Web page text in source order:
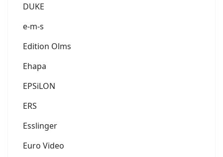
DUKE
e-m-s
Edition Olms
Ehapa
EPSiLON
ERS
Esslinger
Euro Video